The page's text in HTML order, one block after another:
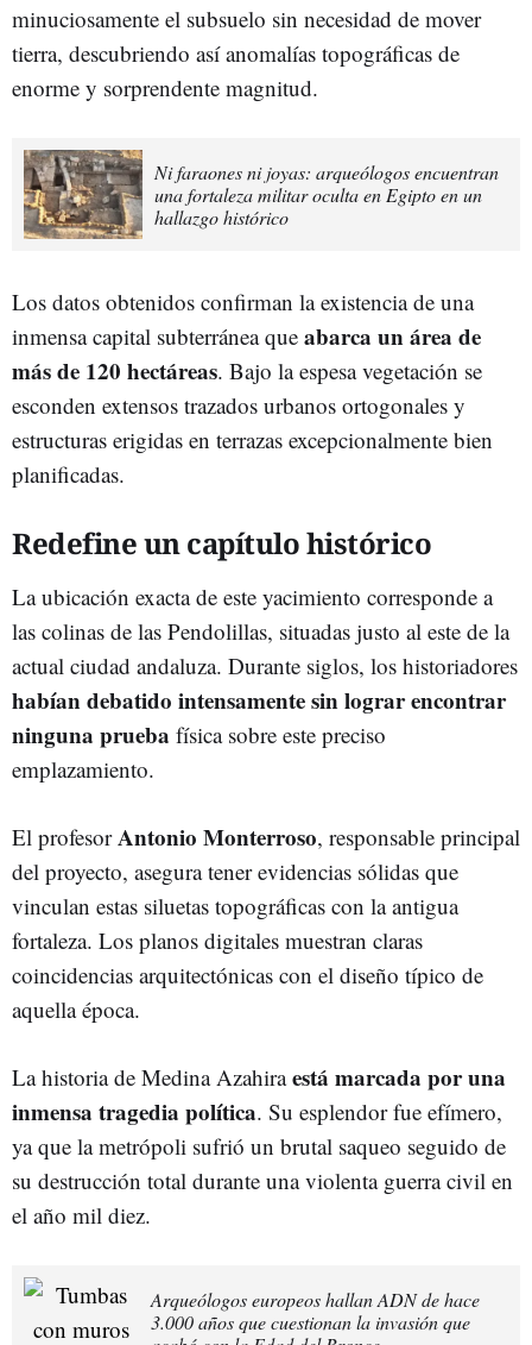
minuciosamente el subsuelo sin necesidad de mover
tierra, descubriendo así anomalías topográficas de
enorme y sorprendente magnitud.
Ni faraones ni joyas: arqueólogos encuentran
una fortaleza militar oculta en Egipto en un
hallazgo histórico
Los datos obtenidos confirman la existencia de una
inmensa capital subterránea que abarca un área de
más de 120 hectáreas. Bajo la espesa vegetación se
esconden extensos trazados urbanos ortogonales y
estructuras erigidas en terrazas excepcionalmente bien
planificadas.
Redefine un capítulo histórico
La ubicación exacta de este yacimiento corresponde a
las colinas de las Pendolillas, situadas justo al este de la
actual ciudad andaluza. Durante siglos, los historiadores
habían debatido intensamente sin lograr encontrar
ninguna prueba física sobre este preciso
emplazamiento.
El profesorAntonio Monterroso, responsable principal
del proyecto, asegura tener evidencias sólidas que
vinculan estas siluetas topográficas con la antigua
fortaleza. Los planos digitales muestran claras
coincidencias arquitectónicas con el diseño típico de
aquella época.
La historia de Medina Azahiraestá marcada por una
inmensa tragedia política. Su esplendor fue efímero,
ya que la metrópoli sufrió un brutal saqueo seguido de
su destrucción total durante una violenta guerra civil en
el año mil diez.
Arqueólogos europeos hallan ADN de hace
3.000 años que cuestionan la invasión que